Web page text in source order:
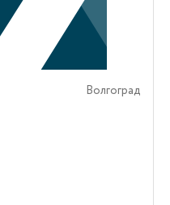
Волгоград